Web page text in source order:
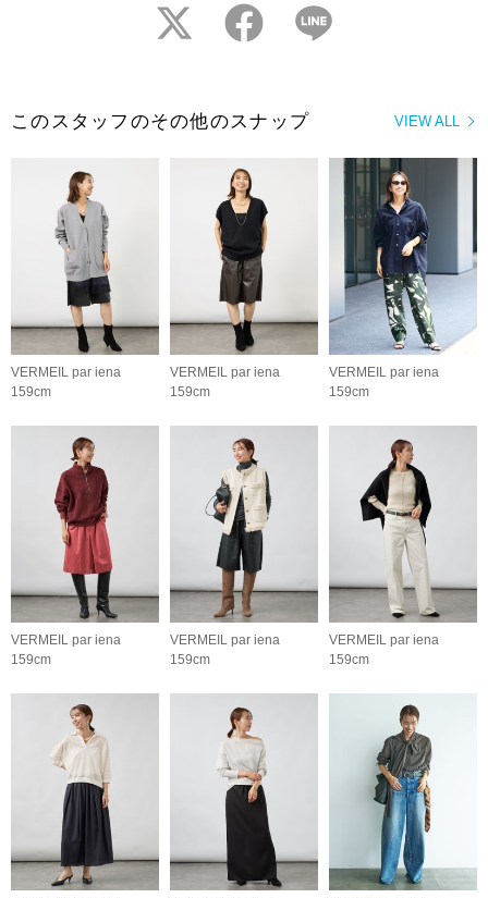
twitter facebook
VIEW ALL
このスタッフのその他のスナップ
VERMEIL par iena
159cm
VERMEIL par iena
159cm
VERMEIL par iena
159cm
VERMEIL par iena
159cm
VERMEIL par iena
159cm
VERMEIL par iena
159cm